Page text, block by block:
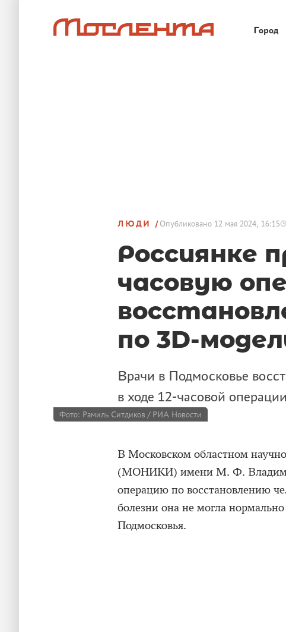
Город
ЛЮДИ Опубликовано 12 мая 2024, 16:15
Россиянке
часовую
по 3D-
Врачи в Подмосковье
в ходе 12-часовой
Фото: Рамиль Ситдиков / РИА Новости
В Московском областном
(МОНИКИ) имени М. Ф.
операцию по восстановлению
болезни она не могла нормально
Подмосковья.